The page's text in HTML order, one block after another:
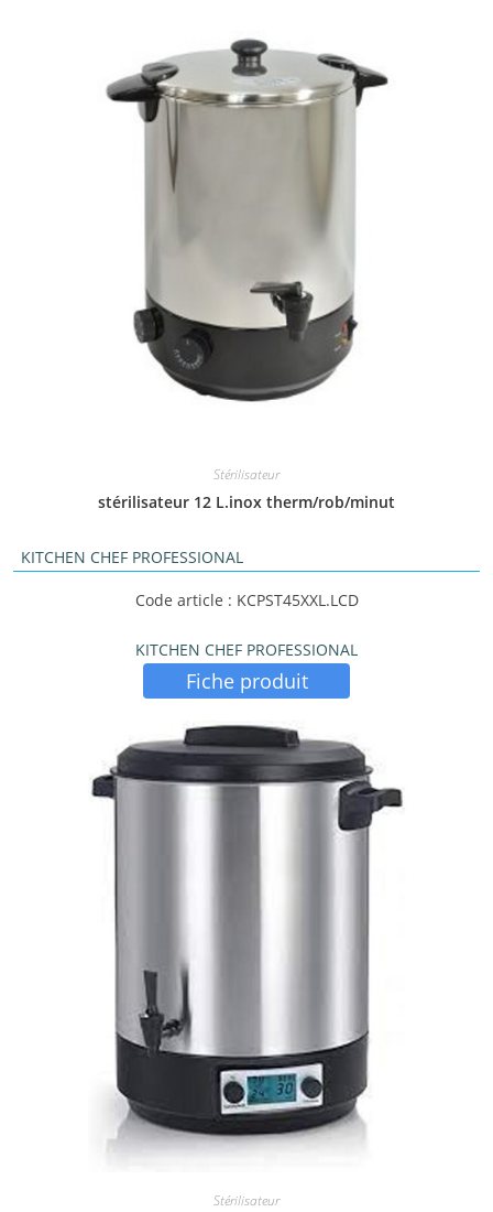
Stérilisateur
stérilisateur 12 L.inox therm/rob/minut
KITCHEN CHEF PROFESSIONAL
Code article : KCPST45XXL.LCD
KITCHEN CHEF PROFESSIONAL
Fiche produit
Stérilisateur